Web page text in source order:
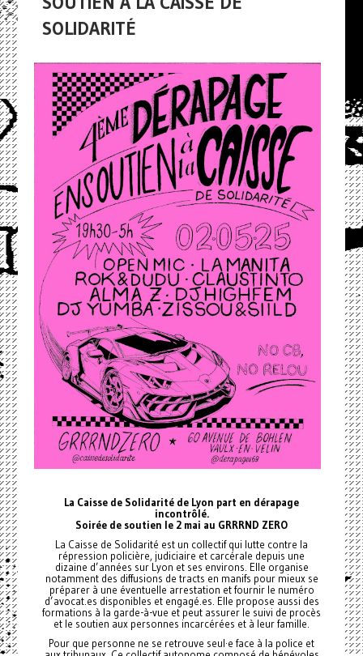
SOLIDARITÉ
La Caisse de Solidarité de Lyon part en dérapage
incontrôlé.
Soirée de soutien le 2 mai au GRRRND ZERO
La Caisse de Solidarité est un collectif qui lutte contre la
répression policière, judiciaire et carcérale depuis une
dizaine d’années sur Lyon et ses environs. Elle organise
notamment des diffusions de tracts en manifs pour mieux se
préparer à une éventuelle arrestation et fournir le numéro
d’avocat.es disponibles et engagé.es. Elle propose aussi des
formations à la garde-à-vue et peut assurer le suivi de procès
et le soutien aux personnes incarcérées et à leur famille.
Pour que personne ne se retrouve seul·e face à la police et